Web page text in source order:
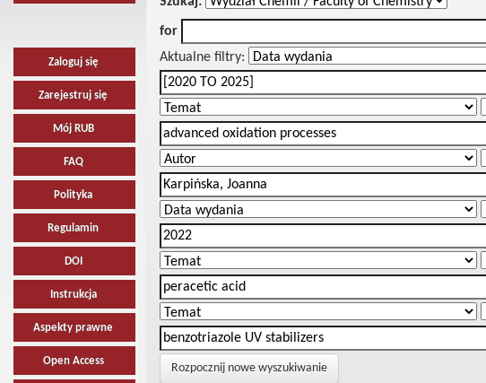
Zaloguj się
Zarejestruj się
Mój RUB
FAQ
Polityka
Regulamin
DOI
Instrukcja
Aspekty prawne
Open Access
for
Aktualne filtry:
Rozpocznij nowe wyszukiwanie